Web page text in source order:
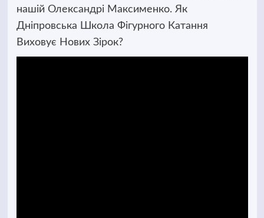
нашій Олександрі Максименко. Як
Дніпровська Школа Фігурного Катання
Виховує Нових Зірок?